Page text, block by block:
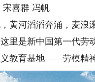
喜群 冯帆
河滔滔奔涌，麦浪
里是新中国第一代
教育基地——劳模精